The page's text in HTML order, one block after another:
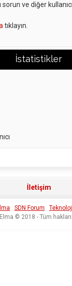
ve diğer
tıklayın.
İstatistikler
İletişim
SDN Forum
© 2018 - Tüm hakları